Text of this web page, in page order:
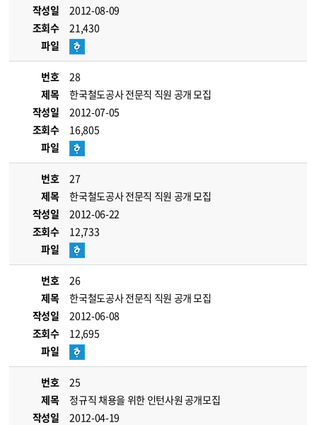
작성일
2012-08-09
조회수
21,430
파일
번호
28
제목
한국철도공사 전문직 직원 공개 모집
작성일
2012-07-05
조회수
16,805
파일
번호
27
제목
한국철도공사 전문직 직원 공개 모집
작성일
2012-06-22
조회수
12,733
파일
번호
26
제목
한국철도공사 전문직 직원 공개 모집
작성일
2012-06-08
조회수
12,695
파일
번호
25
제목
정규직 채용을 위한 인턴사원 공개모집
작성일
2012-04-19